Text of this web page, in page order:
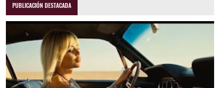
PUBLICACIÓN DESTACADA